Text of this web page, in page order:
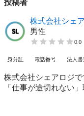
投稿者
株式会社シェ
男性
0.0
身分証 電話番号 法人書
株式会社シェアロジ
「仕事が途切れない